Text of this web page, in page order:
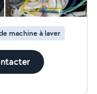
machine à laver